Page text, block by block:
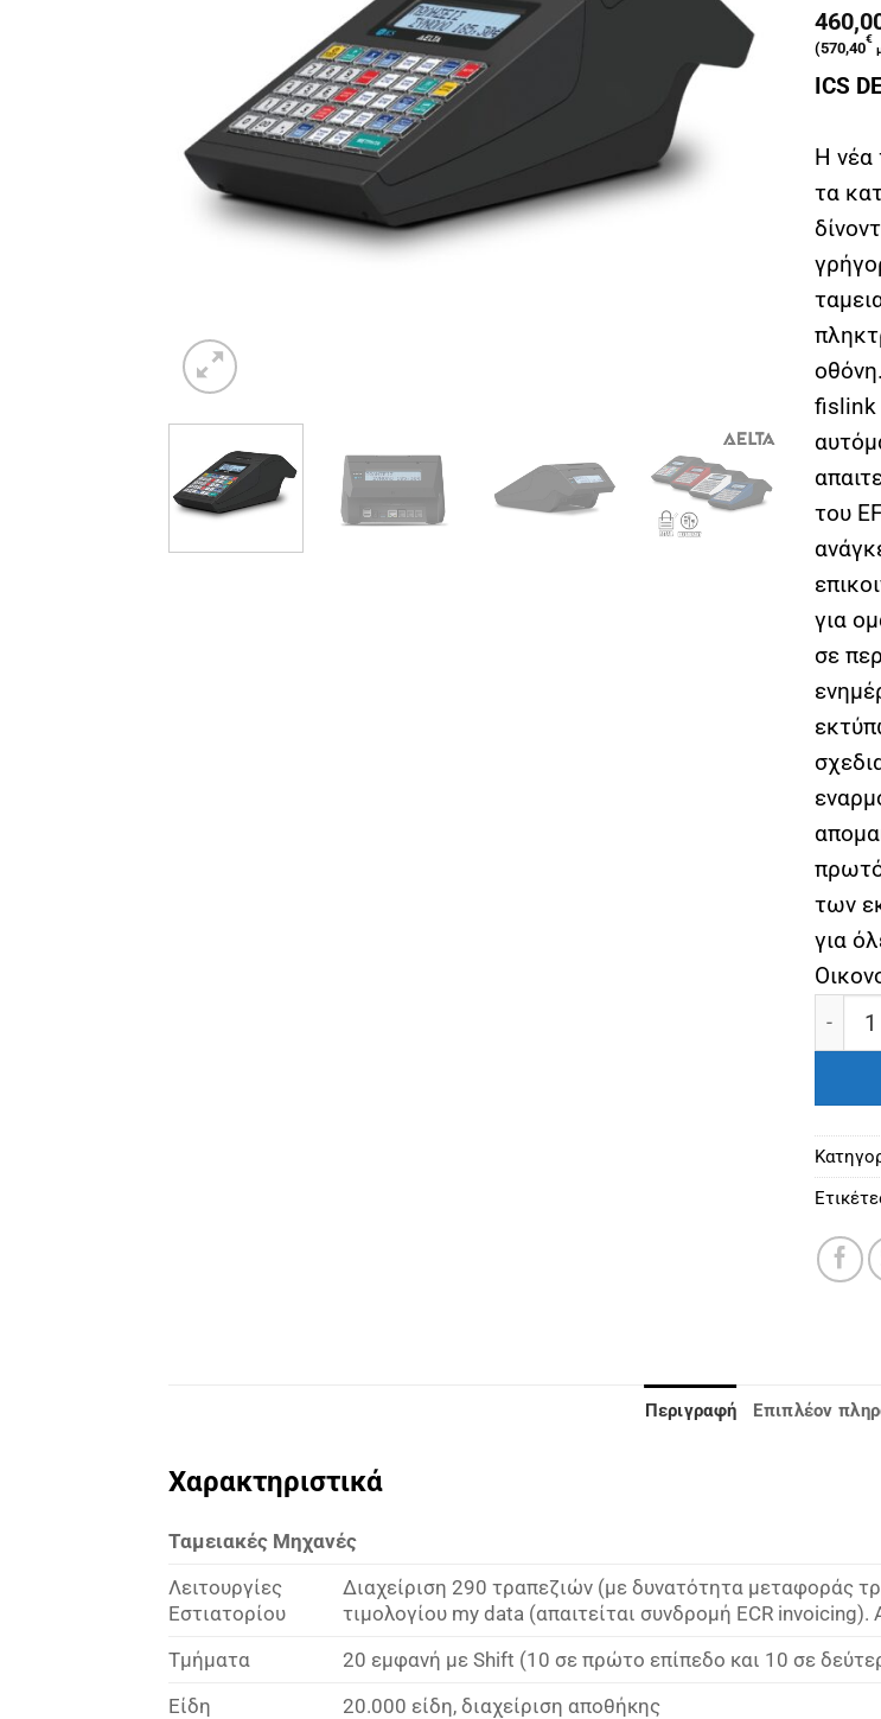
(570,40
€
ICS
Η νέα
τα
fislink
του
για
σε
των
για
Περιγραφή Επιπλέον
Χαρακτηριστικά
Ταμειακές Μηχανές
Λειτουργίες
Εστιατορίου
Διαχείριση 290 τραπεζιών (με δυνατότητα μεταφοράς
τιμολογίου my data (απαιτείται συνδρομή ECR invoicing).
Τμήματα
20 εμφανή με Shift (10 σε πρώτο επίπεδο και 10 σε
Είδη
20.000 είδη, διαχείριση αποθήκης